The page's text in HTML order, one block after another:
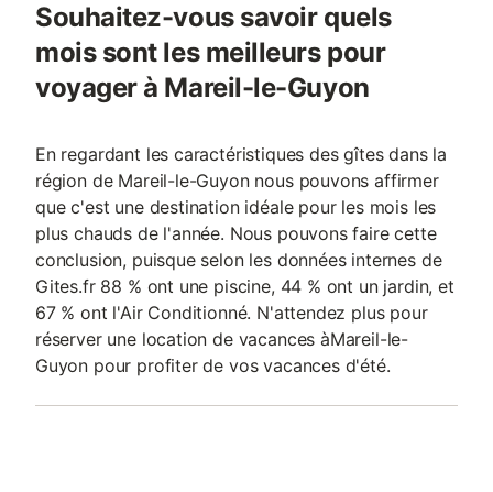
Souhaitez-vous savoir quels
mois sont les meilleurs pour
voyager à Mareil-le-Guyon
En regardant les caractéristiques des gîtes dans la
région de Mareil-le-Guyon nous pouvons affirmer
que c'est une destination idéale pour les mois les
plus chauds de l'année. Nous pouvons faire cette
conclusion, puisque selon les données internes de
Gites.fr 88 % ont une piscine, 44 % ont un jardin, et
67 % ont l'Air Conditionné. N'attendez plus pour
réserver une location de vacances àMareil-le-
Guyon pour profiter de vos vacances d'été.